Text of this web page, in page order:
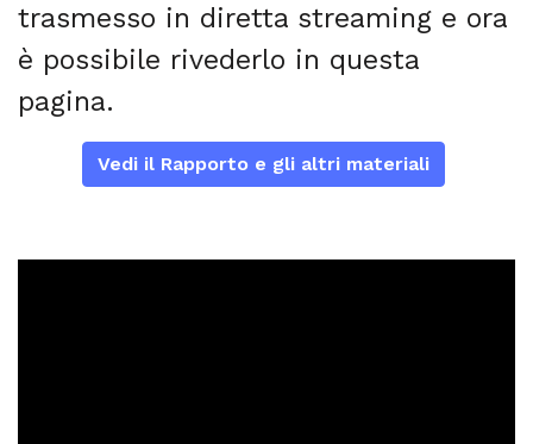
trasmesso in diretta streaming e ora
è possibile rivederlo in questa
pagina.
Vedi il Rapporto e gli altri materiali